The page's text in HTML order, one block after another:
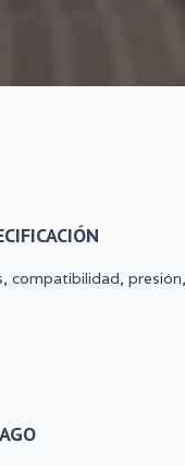
compatibilidad,